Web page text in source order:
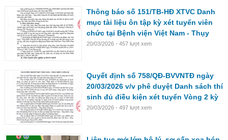
Thông báo số 151/TB-HĐ XTVC Danh
mục tài liệu ôn tập kỳ xét tuyển viên
chức tại Bệnh viện Việt Nam - Thụy
Điển Uông Bí năm 2026 ( Vòng 2 )
20/03/2026 - 457 lượt xem
Quyết định số 758/QĐ-BVVNTĐ ngày
20/03/2026 v/v phê duyệt Danh sách thí
sinh đủ điều kiện xét tuyển Vòng 2 kỳ
tuyển dụng viên chức năm 2026
20/03/2026 - 497 lượt xem